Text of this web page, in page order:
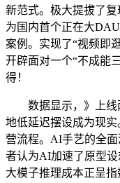
新范式。极大提拔了
为国内首个正在大
案例。实现了“视频即
开辟面对一个“不成能
得！
数据显示，》上线
地低延迟摆设成为现
营流程。AI手艺的全
者认为AI加速了原型设
大模子推理成本正呈